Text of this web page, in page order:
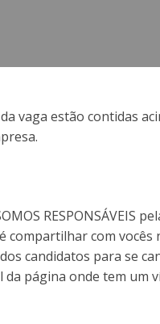
vaga estão contidas
RESPONSÁVEIS
compartilhar com
candidatos para se
página onde tem um